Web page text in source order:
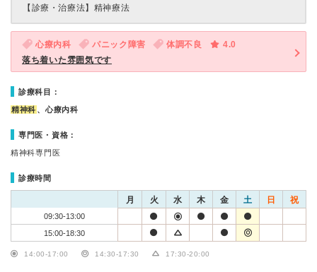
【診療・治療法】 精神療法
心療内科 パニック障害 体調不良
4.0
落ち着いた雰囲気です
診療科目：
精神科 、心療内科
専門医・資格：
精神科専門医
診療時間
月 火 水 木 金 土 日 祝
09:30-13:00
15:00-18:30
14:00-17:00 14:30-17:30 17:30-20:00